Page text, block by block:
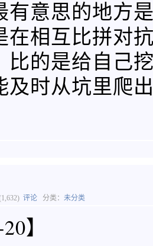
有意思的地方
在相互比拼对
比的是给自己
及时从坑里爬
评论 分类： 未分类
】